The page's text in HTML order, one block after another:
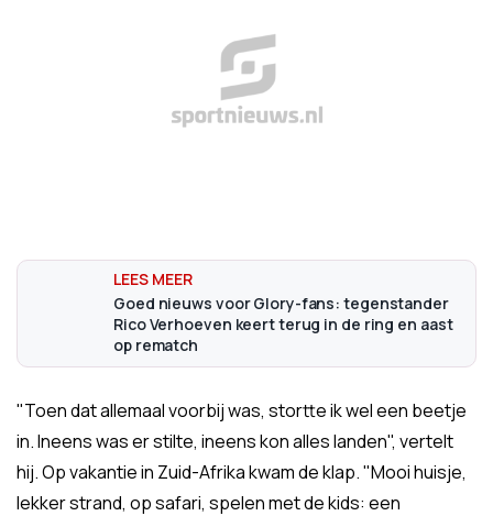
Goed nieuws voor Glory-fans: tegenstander
Rico Verhoeven keert terug in de ring en aast
op rematch
"Toen dat allemaal voorbij was, stortte ik wel een beetje
in. Ineens was er stilte, ineens kon alles landen", vertelt
hij. Op vakantie in Zuid-Afrika kwam de klap. "Mooi huisje,
lekker strand, op safari, spelen met de kids: een